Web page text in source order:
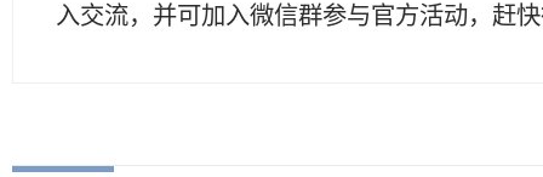
入交流，并可加入微信群参与官方活动，赶